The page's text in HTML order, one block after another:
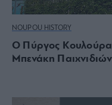
NOUPOU HISTORY
O Πύργος Κουλούρα
Μπενάκη